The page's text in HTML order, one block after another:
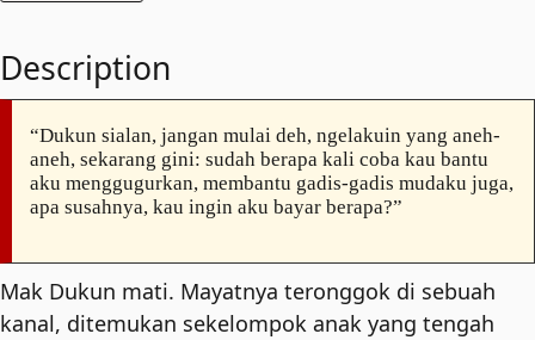
quantity
Description
“Dukun sialan, jangan mulai deh, ngelakuin yang aneh-
aneh, sekarang gini: sudah berapa kali coba kau bantu
aku menggugurkan, membantu gadis-gadis mudaku juga,
apa susahnya, kau ingin aku bayar berapa?”
Mak Dukun mati. Mayatnya teronggok di sebuah
kanal, ditemukan sekelompok anak yang tengah